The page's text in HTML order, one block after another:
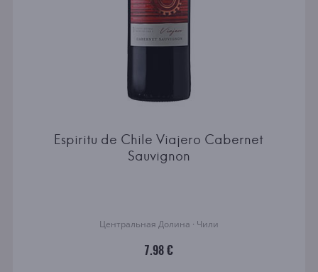
Espiritu de Chile Viajero Cabernet
Sauvignon
Центральная Долина · Чили
7.98 €